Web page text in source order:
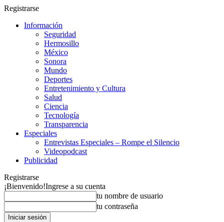
Registrarse
Información
Seguridad
Hermosillo
México
Sonora
Mundo
Deportes
Entretenimiento y Cultura
Salud
Ciencia
Tecnología
Transparencia
Especiales
Entrevistas Especiales – Rompe el Silencio
Videopodcast
Publicidad
Registrarse
¡Bienvenido!Ingrese a su cuenta
tu nombre de usuario
tu contraseña